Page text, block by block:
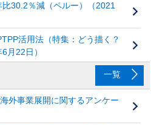
30.2％減（ペルー）（2021
活用法（特集：どう描く？
月22日）
一覧
外事業展開に関するアンケー